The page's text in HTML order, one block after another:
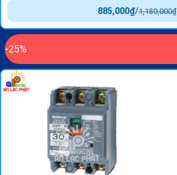
1,180,000₫
/
885,000₫
-25%